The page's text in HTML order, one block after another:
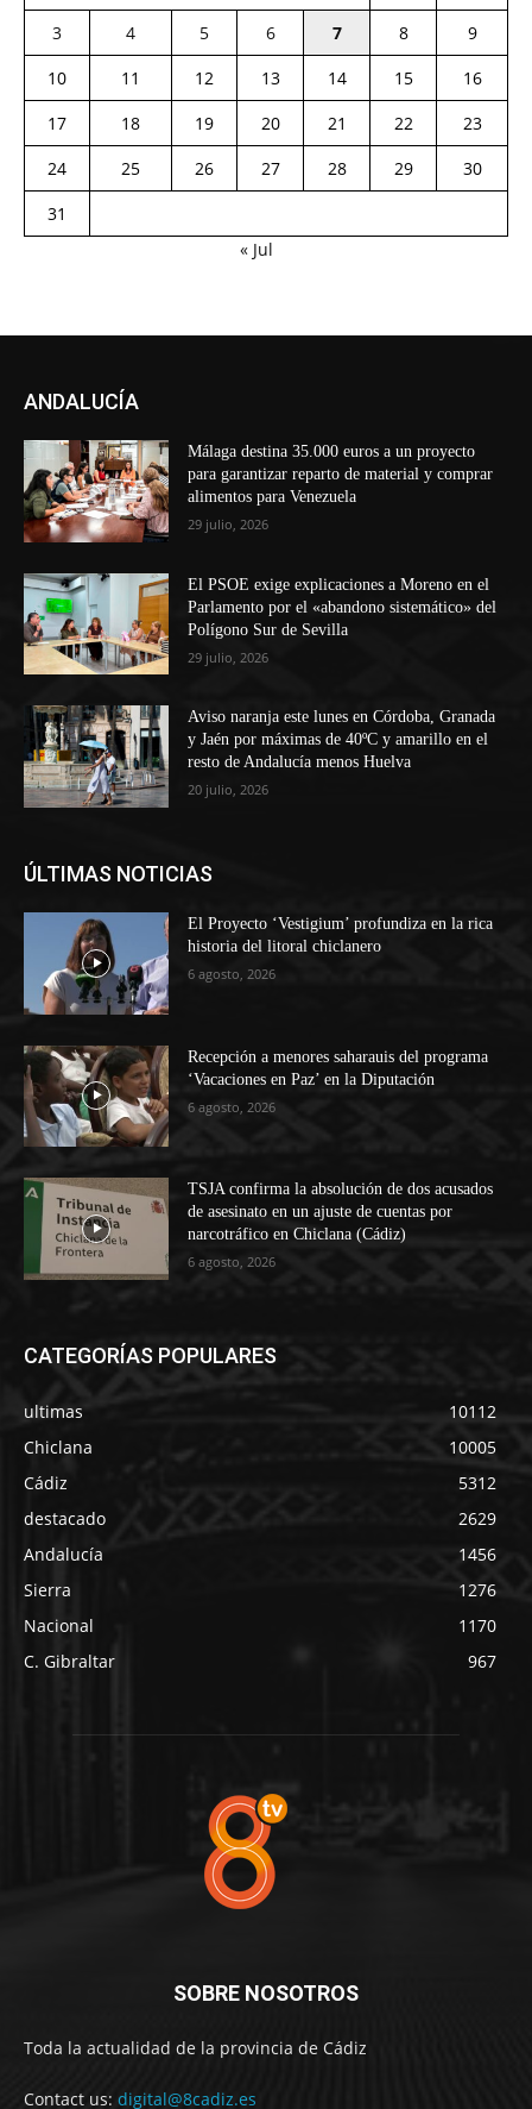
3
4 5 6 7 8
9
10
11 12 13 14 15
16
17
18 19 20 21 22
23
24
25 26 27 28 29
30
31
« Jul
ANDALUCÍA
Málaga destina 35.000 euros a un proyecto
para garantizar reparto de material y comprar
alimentos para Venezuela
29 julio, 2026
El PSOE exige explicaciones a Moreno en el
Parlamento por el «abandono sistemático» del
Polígono Sur de Sevilla
29 julio, 2026
Aviso naranja este lunes en Córdoba, Granada
y Jaén por máximas de 40ºC y amarillo en el
resto de Andalucía menos Huelva
20 julio, 2026
ÚLTIMAS NOTICIAS
El Proyecto ‘Vestigium’ profundiza en la rica
historia del litoral chiclanero
6 agosto, 2026
Recepción a menores saharauis del programa
‘Vacaciones en Paz’ en la Diputación
6 agosto, 2026
TSJA confirma la absolución de dos acusados
de asesinato en un ajuste de cuentas por
narcotráfico en Chiclana (Cádiz)
6 agosto, 2026
CATEGORÍAS POPULARES
ultimas
10112
Chiclana
10005
Cádiz
5312
destacado
2629
Andalucía
1456
Sierra
1276
Nacional
1170
C. Gibraltar
967
SOBRE NOSOTROS
Toda la actualidad de la provincia de Cádiz
Contact us: digital@8cadiz.es